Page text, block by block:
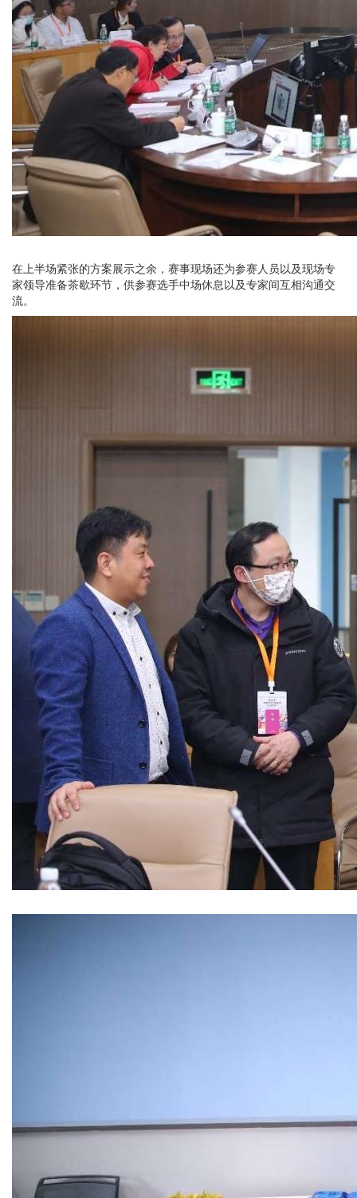
在上半场紧张的方案展示之余，赛事现场还为参赛人员以及现场专
家领导准备茶歇环节，供参赛选手中场休息以及专家间互相沟通交
流。